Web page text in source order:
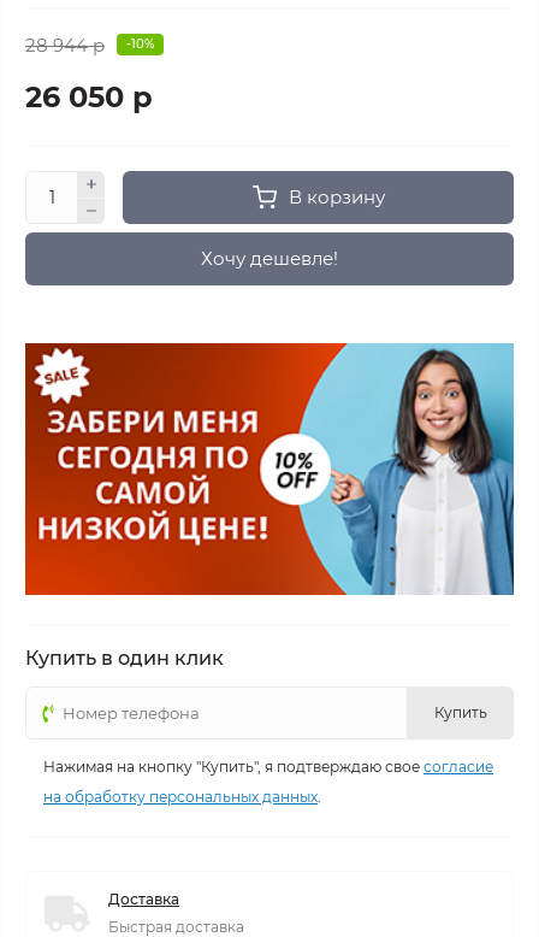
28 944 р -10%
26 050 р
В корзину
Хочу дешевле!
Купить в один клик
Купить
Нажимая на кнопку "Купить", я подтверждаю свое согласие
на обработку персональных данных
Доставка
Быстрая доставка